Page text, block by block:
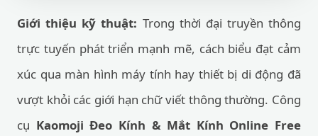
Giới thiệu kỹ thuật: Trong thời đại truyền thông
trực tuyến phát triển mạnh mẽ, cách biểu đạt cảm
xúc qua màn hình máy tính hay thiết bị di động đã
vượt khỏi các giới hạn chữ viết thông thường. Công
cụ Kaomoji Đeo Kính & Mắt Kính Online Free